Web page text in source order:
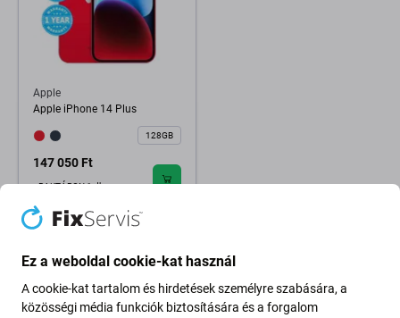
Apple
Apple iPhone 14 Plus
128GB
147 050 Ft
RAKTÁRON 1 db
Ez a weboldal cookie-kat használ
A cookie-kat tartalom és hirdetések személyre szabására, a
közösségi média funkciók biztosítására és a forgalom